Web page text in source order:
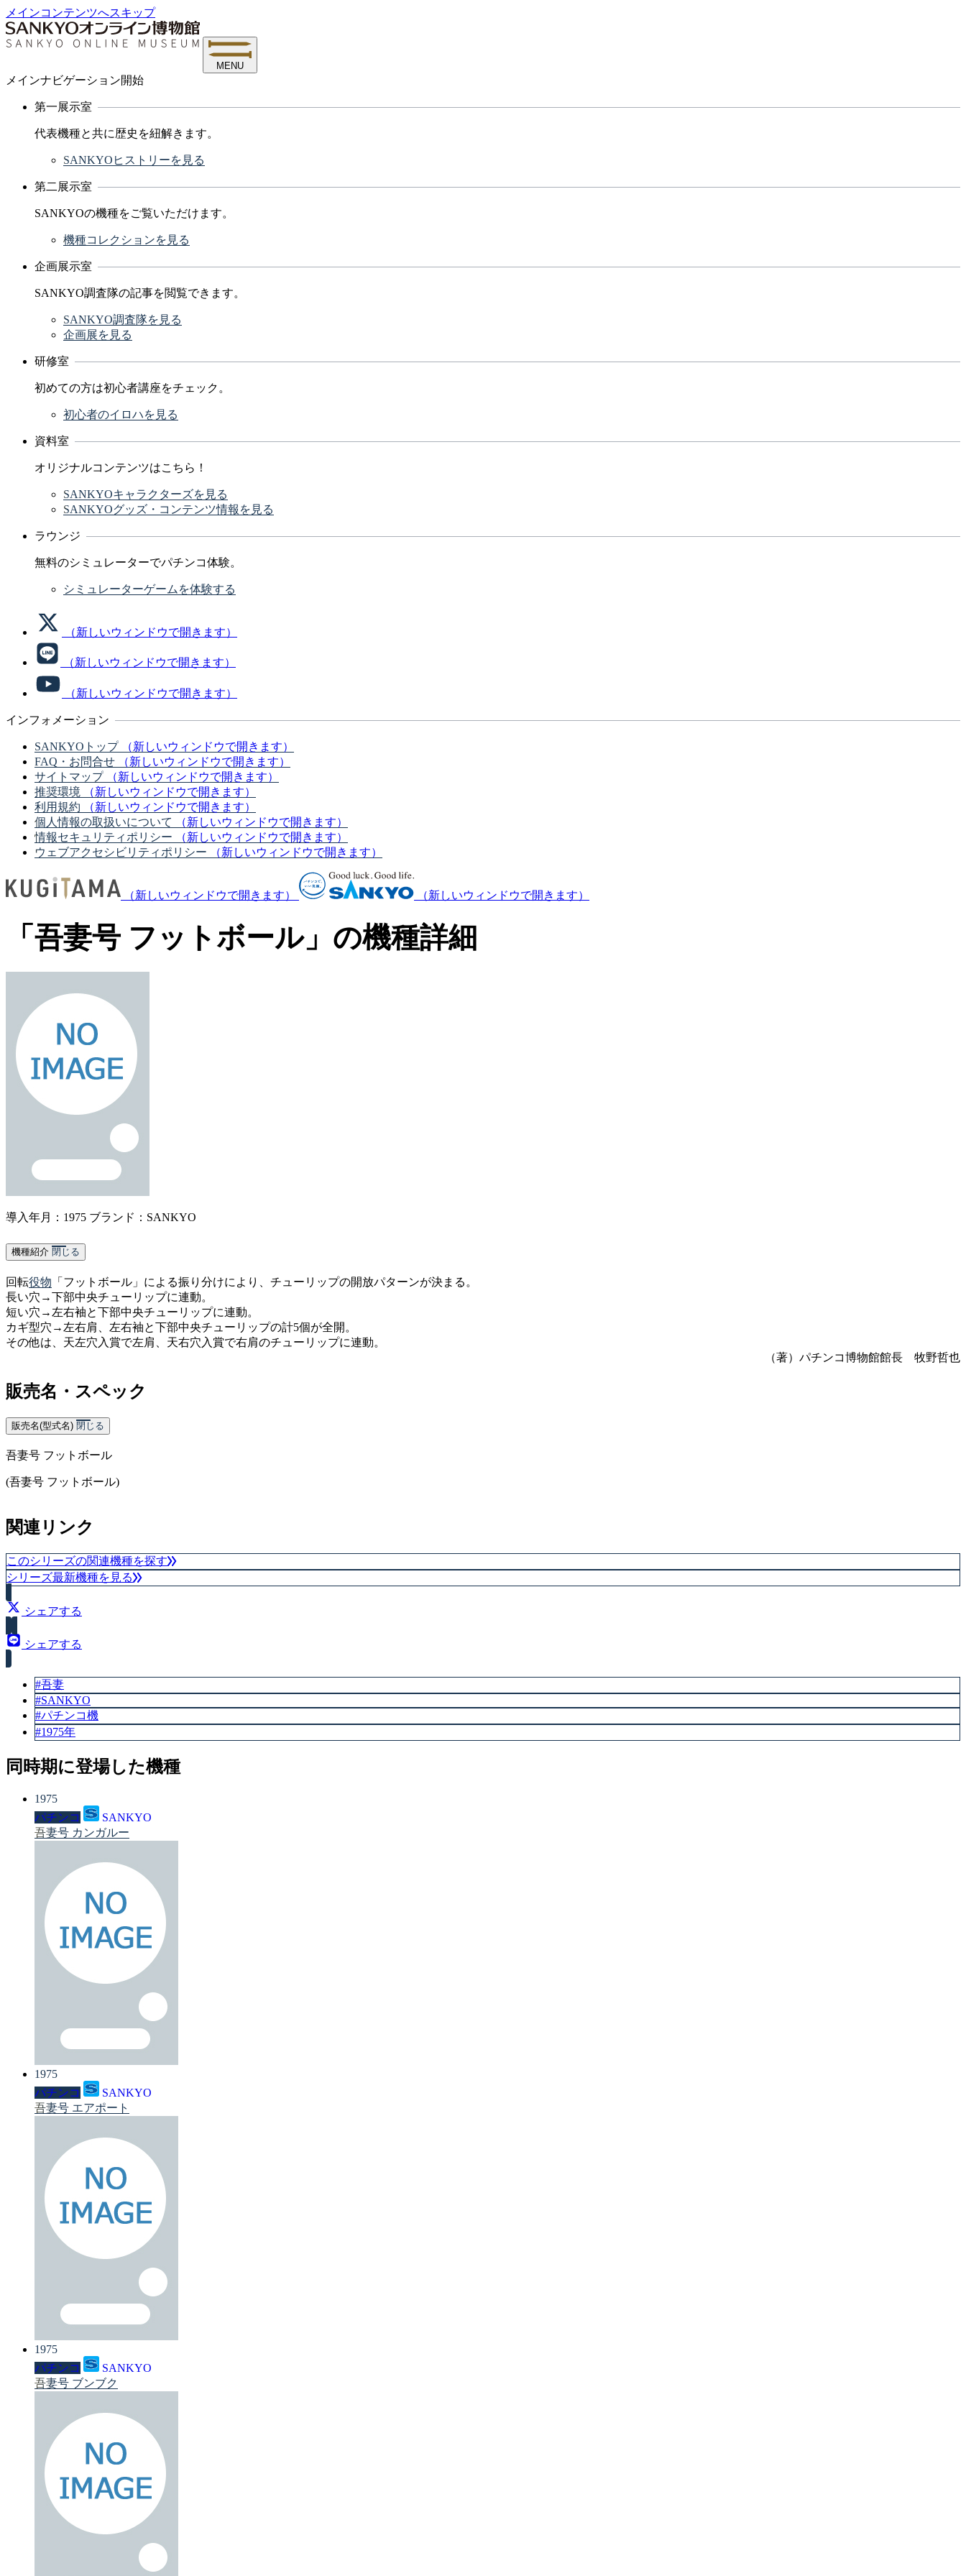
メインコンテンツへスキップ
MENU
メインナビゲーション開始
第一展示室
代表機種と共に歴史を紐解きます。
SANKYOヒストリーを見る
第二展示室
SANKYOの機種をご覧いただけます。
機種コレクションを見る
企画展示室
SANKYO調査隊の記事を閲覧できます。
SANKYO調査隊を見る
企画展を見る
研修室
初めての方は初心者講座をチェック。
初心者のイロハを見る
資料室
オリジナルコンテンツはこちら！
SANKYOキャラクターズを見る
SANKYOグッズ・コンテンツ情報を見る
ラウンジ
無料のシミュレーターでパチンコ体験。
シミュレーターゲームを体験する
（新しいウィンドウで開きます）
（新しいウィンドウで開きます）
（新しいウィンドウで開きます）
インフォメーション
SANKYOトップ
（新しいウィンドウで開きます）
FAQ・お問合せ
（新しいウィンドウで開きます）
サイトマップ
（新しいウィンドウで開きます）
推奨環境
（新しいウィンドウで開きます）
利用規約
（新しいウィンドウで開きます）
個人情報の取扱いについて
（新しいウィンドウで開きます）
情報セキュリティポリシー
（新しいウィンドウで開きます）
ウェブアクセシビリティポリシー
（新しいウィンドウで開きます）
（新しいウィンドウで開きます） （新しいウィンドウで開きます）
「吾妻号 フットボール」の機種詳細
導入年月：1975 ブランド：SANKYO
機種紹介 閉じる
回転役物 「フットボール」による振り分けにより、チューリップの開放パターンが決まる。
長い穴→下部中央チューリップに連動。
短い穴→左右袖と下部中央チューリップに連動。
カギ型穴→左右肩、左右袖と下部中央チューリップの計5個が全開。
その他は、天左穴入賞で左肩、天右穴入賞で右肩のチューリップに連動。
（著）パチンコ博物館館長 牧野哲也
販売名・スペック
販売名(型式名) 閉じる
吾妻号 フットボール
(吾妻号 フットボール)
関連リンク
このシリーズの関連機種を探す
シリーズ最新機種を見る
シェアする
シェアする
#吾妻
#SANKYO
#パチンコ機
#1975年
同時期に登場した機種
1975
パチンコ
SANKYO
吾妻号 カンガルー
1975
パチンコ
SANKYO
吾妻号 エアポート
1975
パチンコ
SANKYO
吾妻号 ブンブク